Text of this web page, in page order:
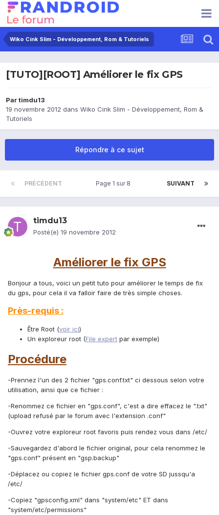
Wiko Cink Slim - Développement, Rom & Tutoriels
[TUTO][ROOT] Améliorer le fix GPS
Partimdu13
19 novembre 2012 dans Wiko Cink Slim - Développement, Rom &
Tutoriels
Répondre à ce sujet
PRÉCÉDENT SUIVANT
Page 1 sur 8
timdu13
Posté(e) 19 novembre 2012
Améliorer le fix GPS
Bonjour a tous, voici un petit tuto pour améliorer le temps de fix
du gps, pour cela il va falloir faire de très simple choses.
Près-requis :
Être Root (voir ici)
Un exploreur root (File expert par exemple)
Procédure
-Prennez l'un des 2 fichier "gps.conf.txt" ci dessous selon votre
utilisation, ainsi que ce fichier :
-Renommez ce fichier en "gps.conf", c'est a dire effacez le ".txt"
(upload refusé par le forum avec l'extension .conf"
-Ouvrez votre exploreur root favoris puis rendez vous dans /etc/
-Sauvegardez d'abord le fichier original, pour cela renommez le
"gps.conf" présent en "gsp.backup"
-Déplacez ou copiez le fichier gps.conf de votre SD jussqu'a
/etc/
-Copiez "gpsconfig.xml" dans "system/etc" ET dans
"system/etc/permissions"